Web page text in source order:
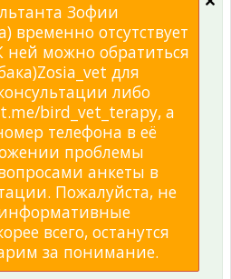
Зофии
временно отсутствует
ней можно обратиться
для
либо
bird_vet_terapy, а
телефона в её
проблемы
анкеты в
Пожалуйста, не
всего, останутся
за понимание.